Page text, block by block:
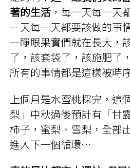
著的生活 ，每一天每一天
一天每一天都要該做的事
一睜眼果實們就在長大，
了，該套袋了，該施肥了
所有的事情都是這樣被時
上個月是水蜜桃採完，這
梨」中秋過後預計有「甘
柿子，蜜梨、雪梨，全部
進入下一個循環…